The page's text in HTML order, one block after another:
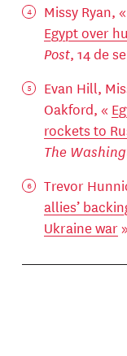
Missy Ryan, «
Egypt over
Post, 14 de
Evan Hill,
Oakford, «
rockets to
The
Trevor
allies’
Ukraine war